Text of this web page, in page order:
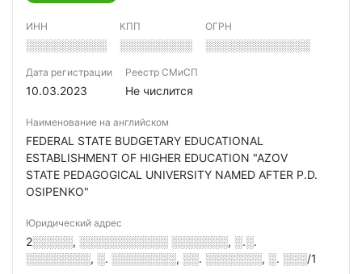
ИНН
░░░░░░░░░░
КПП
░░░░░░░░░
ОГРН
░░░░░░░░░░░░░
Дата регистрации
10.03.2023
Реестр СМиСП
Не числится
Наименование на английском
FEDERAL STATE BUDGETARY EDUCATIONAL
ESTABLISHMENT OF HIGHER EDUCATION "AZOV
STATE PEDAGOGICAL UNIVERSITY NAMED AFTER P.D.
OSIPENKO"
Юридический адрес
2░░░░░, ░░░░░░░░░░░ ░░░░░░░, ░.░.
░░░░░░░░, ░. ░░░░░░░░, ░░. ░░░░░░░, ░. ░░░/1